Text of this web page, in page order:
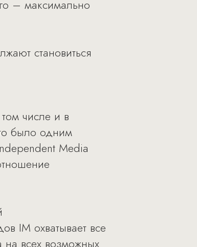
– максимально
становиться
числе и в
было одним
Media
IM охватывает все
на всех возможных